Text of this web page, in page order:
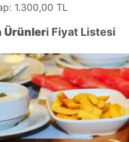
1.300,00 TL
Ürünleri Fiyat Listesi